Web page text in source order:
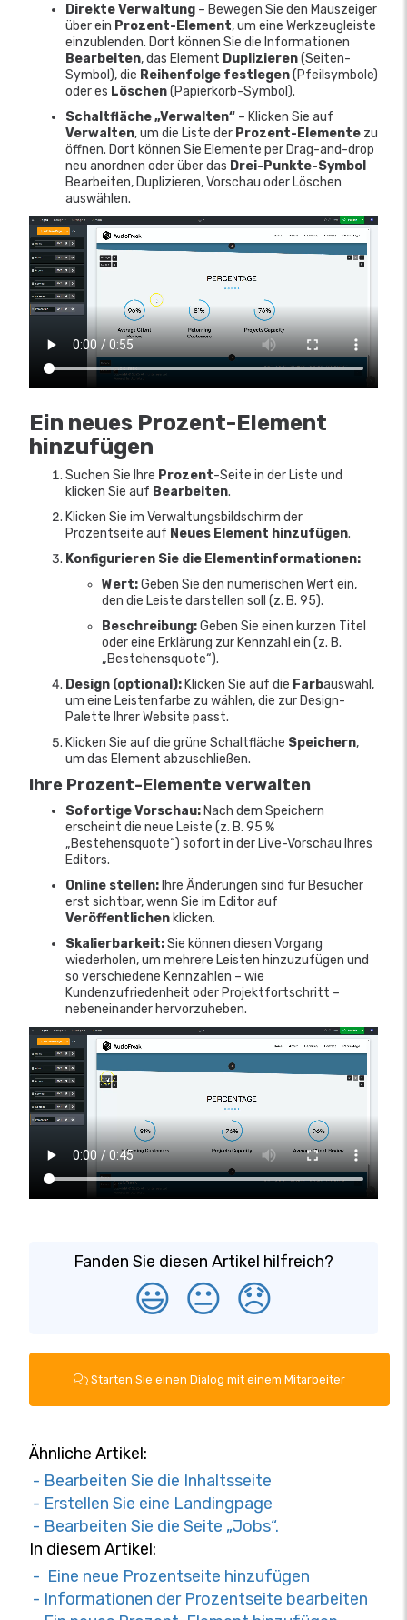
Direkte Verwaltung – Bewegen Sie den Mauszeiger
über ein Prozent-Element, um eine Werkzeugleiste
einzublenden. Dort können Sie die Informationen
Bearbeiten, das Element Duplizieren(Seiten-
Symbol), die Reihenfolge festlegen(Pfeilsymbole)
oder es Löschen(Papierkorb-Symbol).
Schaltfläche „Verwalten“ – Klicken Sie auf
Verwalten, um die Liste der Prozent-Elemente zu
öffnen. Dort können Sie Elemente per Drag-and-drop
neu anordnen oder über das Drei-Punkte-Symbol
Bearbeiten, Duplizieren, Vorschau oder Löschen
auswählen.
Ein neues Prozent-Element
hinzufügen
Suchen Sie Ihre Prozent-Seite in der Liste und
klicken Sie auf Bearbeiten.
Klicken Sie im Verwaltungsbildschirm der
Prozentseite auf Neues Element hinzufügen.
Konfigurieren Sie die Elementinformationen:
Wert:Geben Sie den numerischen Wert ein,
den die Leiste darstellen soll (z. B. 95).
Beschreibung:Geben Sie einen kurzen Titel
oder eine Erklärung zur Kennzahl ein (z. B.
„Bestehensquote“).
Design (optional): Klicken Sie auf die Farbauswahl,
um eine Leistenfarbe zu wählen, die zur Design-
Palette Ihrer Website passt.
Klicken Sie auf die grüne Schaltfläche Speichern,
um das Element abzuschließen.
Ihre Prozent-Elemente verwalten
Sofortige Vorschau: Nach dem Speichern
erscheint die neue Leiste (z. B. 95 %
„Bestehensquote“) sofort in der Live-Vorschau Ihres
Editors.
Online stellen: Ihre Änderungen sind für Besucher
erst sichtbar, wenn Sie im Editor auf
Veröffentlichen klicken.
Skalierbarkeit:Sie können diesen Vorgang
wiederholen, um mehrere Leisten hinzuzufügen und
so verschiedene Kennzahlen – wie
Kundenzufriedenheit oder Projektfortschritt –
nebeneinander hervorzuheben.
Fanden Sie diesen Artikel hilfreich?
😃 😐 😞
Starten Sie einen Dialog mit einem Mitarbeiter
Ähnliche Artikel:
- Bearbeiten Sie die Inhaltsseite
- Erstellen Sie eine Landingpage
- Bearbeiten Sie die Seite „Jobs“.
In diesem Artikel:
- Eine neue Prozentseite hinzufügen
- Informationen der Prozentseite bearbeiten